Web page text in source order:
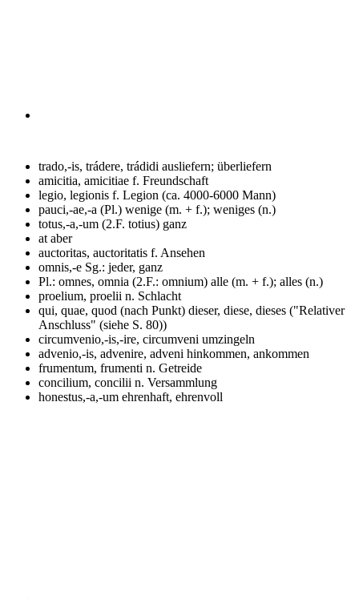
trado,-is, trádere, trádidi ausliefern; überliefern
amicitia, amicitiae f. Freundschaft
legio, legionis f. Legion (ca. 4000-6000 Mann)
pauci,-ae,-a (Pl.) wenige (m. + f.); weniges (n.)
totus,-a,-um (2.F. totius) ganz
at aber
auctoritas, auctoritatis f. Ansehen
omnis,-e Sg.: jeder, ganz
Pl.: omnes, omnia (2.F.: omnium) alle (m. + f.); alles (n.)
proelium, proelii n. Schlacht
qui, quae, quod (nach Punkt) dieser, diese, dieses ("Relativer
Anschluss" (siehe S. 80))
circumvenio,-is,-ire, circumveni umzingeln
advenio,-is, advenire, adveni hinkommen, ankommen
frumentum, frumenti n. Getreide
concilium, concilii n. Versammlung
honestus,-a,-um ehrenhaft, ehrenvoll